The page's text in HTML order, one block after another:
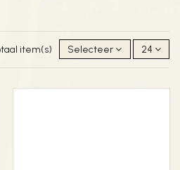
item(s) Selecteer 24